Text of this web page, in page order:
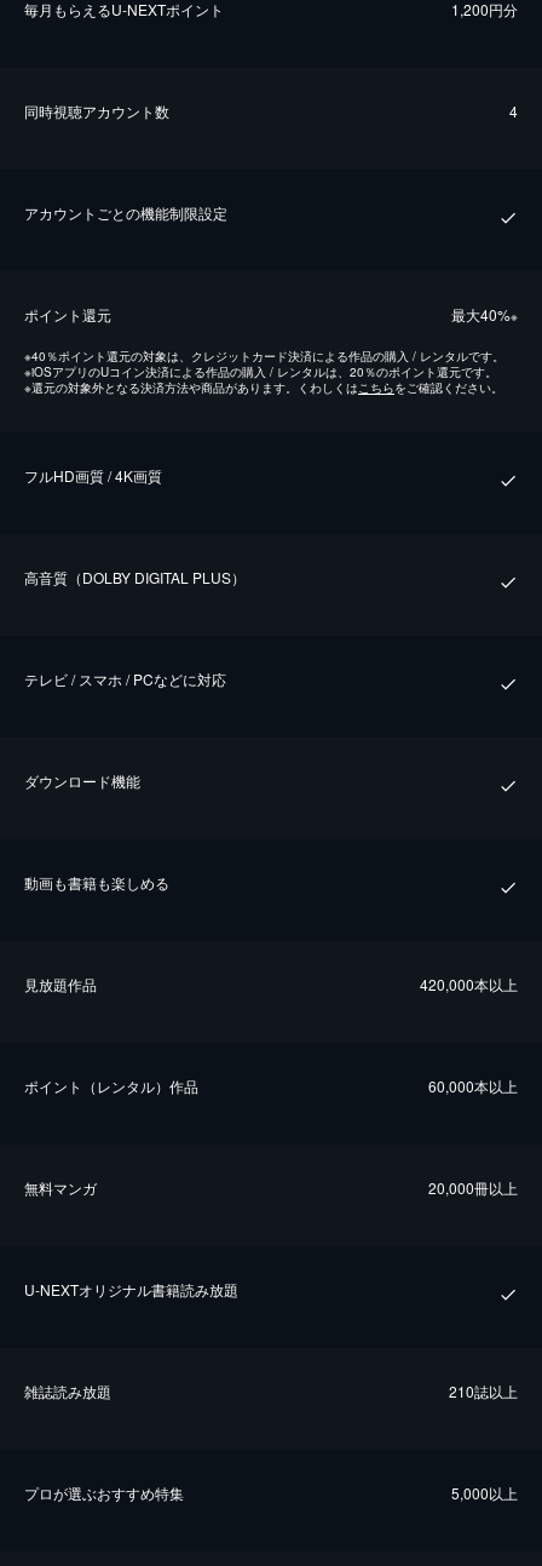
毎⽉もらえるU-NEXTポイント 1,200円分
同時視聴アカウント数 4
アカウントごとの機能制限設定
ポイント還元 最⼤40%※
※40％ポイント還元の対象は、クレジットカード決済による作品の購入 / レンタルです。
※iOSアプリのUコイン決済による作品の購入 / レンタルは、20％のポイント還元です。
※還元の対象外となる決済方法や商品があります。くわしくはこちらをご確認ください。
フルHD画質 / 4K画質
⾼⾳質（DOLBY DIGITAL PLUS）
テレビ / スマホ / PCなどに対応
ダウンロード機能
動画も書籍も楽しめる
⾒放題作品 420,000本以上
ポイント（レンタル）作品 60,000本以上
無料マンガ 20,000冊以上
U-NEXTオリジナル書籍読み放題
雑誌読み放題 210誌以上
プロが選ぶおすすめ特集 5,000以上